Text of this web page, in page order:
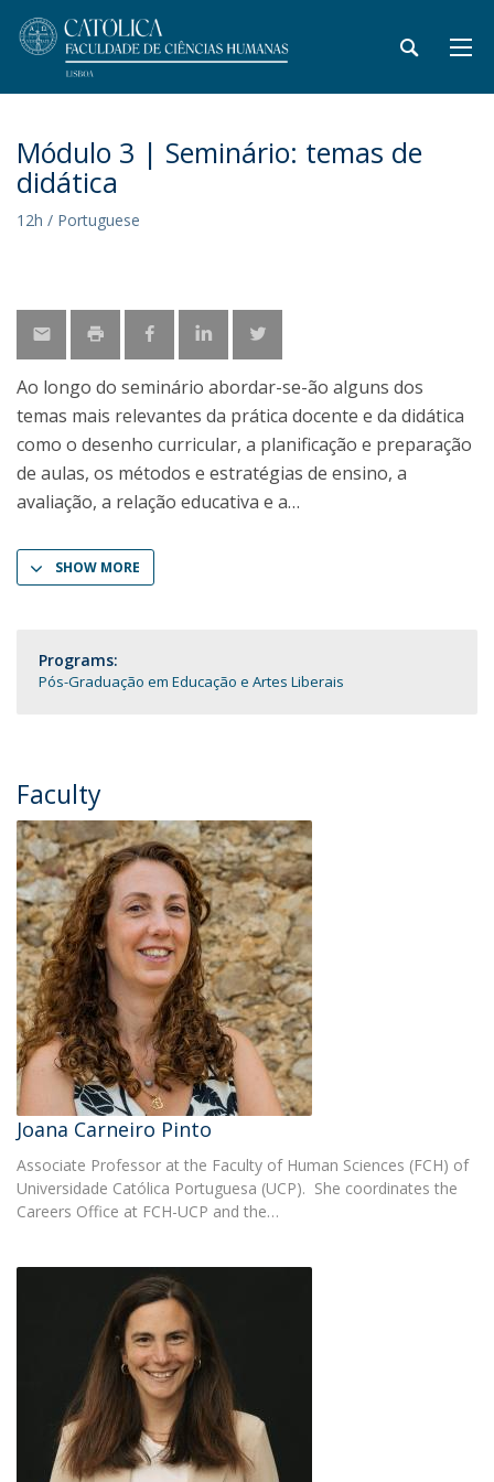
Módulo 3 | Seminário: temas de
didática
12h / Portuguese
Ao longo do seminário abordar-se-ão alguns dos
temas mais relevantes da prática docente e da didática
como o desenho curricular, a planificação e preparação
de aulas, os métodos e estratégias de ensino, a
avaliação, a relação educativa e a
SHOW MORE
Programs:
Pós-Graduação em Educação e Artes Liberais
Faculty
Joana Carneiro Pinto
Associate Professor at the Faculty of Human Sciences (FCH) of
Universidade Católica Portuguesa (UCP). She coordinates the
Careers Office at FCH-UCP and the…